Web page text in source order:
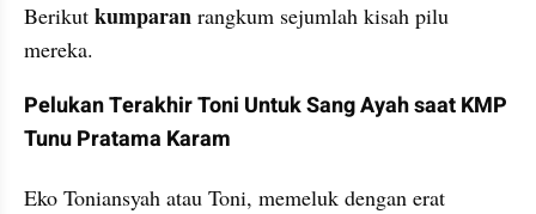
Berikut kumparan rangkum sejumlah kisah pilu
mereka.
Pelukan Terakhir Toni Untuk Sang Ayah saat KMP
Tunu Pratama Karam
Eko Toniansyah atau Toni, memeluk dengan erat